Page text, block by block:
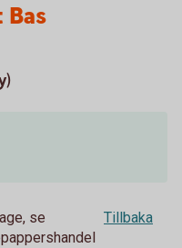
se
Tillbaka